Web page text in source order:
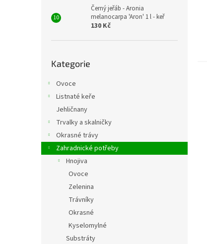
Černý jeřáb - Aronia
melanocarpa 'Aron' 1 l - keř
130 Kč
kategorie
Kategorie
Ovoce
Listnaté keře
Jehličnany
Trvalky a skalničky
Okrasné trávy
Zahradnické potřeby
Hnojiva
Ovoce
Zelenina
Trávníky
Okrasné
Kyselomylné
Substráty